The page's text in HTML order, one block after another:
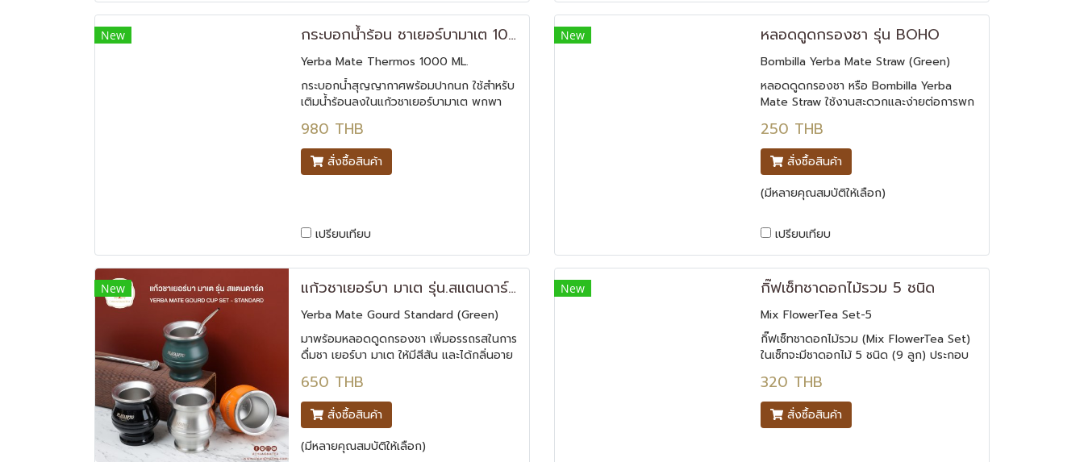
New กระบอกน้ำร้อน ชาเยอร์บามาเต 1000 ML.
Yerba Mate Thermos 1000 ML.
กระบอกน้ำสุญญากาศพร้อมปากนก ใช้สำหรับ
เติมน้ำร้อนลงในแก้วชาเยอร์บามาเต พกพา
ความร้อนและความเย็น
980 THB
สั่งซื้อสินค้า
เปรียบเทียบ
New หลอดดูดกรองชา รุ่น BOHO
Bombilla Yerba Mate Straw (Green)
หลอดดูดกรองชา หรือ Bombilla Yerba
Mate Straw ใช้งานสะดวกและง่ายต่อการพก
ชา สมุนไพรต่างๆ
250 THB
สั่งซื้อสินค้า
(มีหลายคุณสมบัติให้เลือก)
เปรียบเทียบ
New แก้วชาเยอร์บา มาเต รุ่น.สแตนดาร์ด
Yerba Mate Gourd Standard (Green)
มาพร้อมหลอดดูดกรองชา เพิ่มอรรถรสในการ
ดื่มชา เยอร์บา มาเต ให้มีสีสัน และได้กลิ่นอาย
รุ่น สแตนดาร์ด
650 THB
สั่งซื้อสินค้า
(มีหลายคุณสมบัติให้เลือก)
New กิ๊ฟเซ็ทชาดอกไม้รวม 5 ชนิด
Mix FlowerTea Set-5
กิ๊ฟเซ็ทชาดอกไม้รวม (Mix FlowerTea Set)
ในเซ็ทจะมีชาดอกไม้ 5 ชนิด (9 ลูก) ประกอบ
จะมีชาดอกไม้ชนิดนั้นๆ อัดแน่นรวมตัวกันอยู่
หลายดอก เมื่อชงด้วยน้ำร้อนจะแตกบานออก
มาในกาชา
320 THB
สั่งซื้อสินค้า